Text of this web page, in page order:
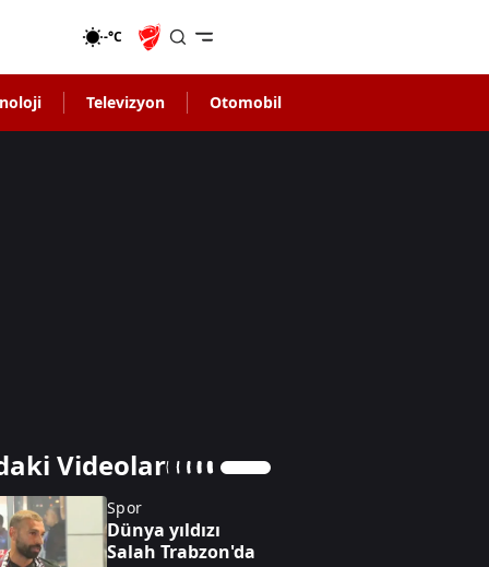
-°C
Televizyon Otomobil
Videolar
Spor
Dünya yıldızı
Salah Trabzon'da